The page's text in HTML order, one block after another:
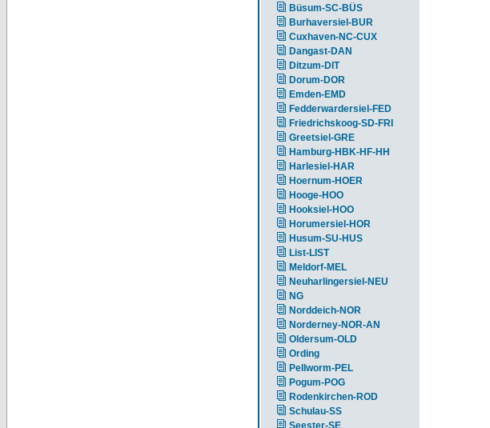
Büsum-SC-BÜS
Burhaversiel-BUR
Cuxhaven-NC-CUX
Dangast-DAN
Ditzum-DIT
Dorum-DOR
Emden-EMD
Fedderwardersiel-FED
Friedrichskoog-SD-FRI
Greetsiel-GRE
Hamburg-HBK-HF-HH
Harlesiel-HAR
Hoernum-HOER
Hooge-HOO
Hooksiel-HOO
Horumersiel-HOR
Husum-SU-HUS
List-LIST
Meldorf-MEL
Neuharlingersiel-NEU
NG
Norddeich-NOR
Norderney-NOR-AN
Oldersum-OLD
Ording
Pellworm-PEL
Pogum-POG
Rodenkirchen-ROD
Schulau-SS
Seester-SE